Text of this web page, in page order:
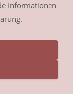
Informationen